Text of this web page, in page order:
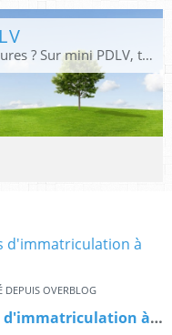
Tu es passionné de voitures miniatures ? Sur mini PDLV, tu trouveras les meilleurs bons plans pour acheter des voitures au 1:43, 1:18 ou 1:24. Tu pourras aussi découvrir des modèles de collection sous tous leurs angles. Pour ne rien louper de l'actualité des voitures miniatures, rejoins-nous !
DEPUIS OVERBLOG
Tutoriel : fabriquer des plaques d'immatriculation à l'échelle 1/18